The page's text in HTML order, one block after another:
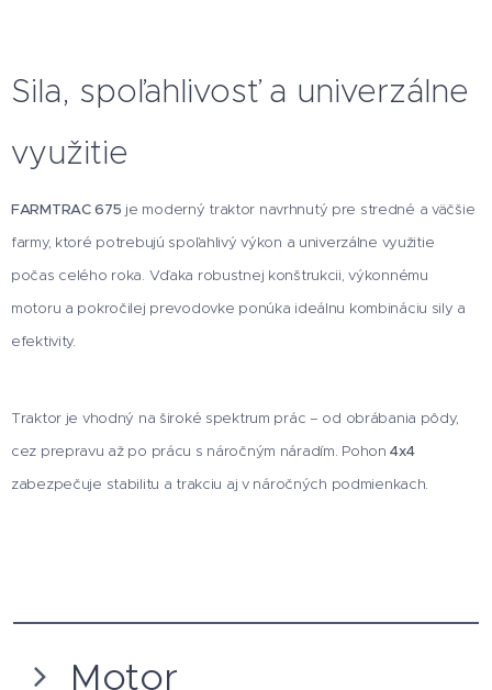
Sila, spoľahlivosť a univerzálne
využitie
FARMTRAC 675 je moderný traktor navrhnutý pre stredné a väčšie
farmy, ktoré potrebujú spoľahlivý výkon a univerzálne využitie
počas celého roka. Vďaka robustnej konštrukcii, výkonnému
motoru a pokročilej prevodovke ponúka ideálnu kombináciu sily a
efektivity.
Traktor je vhodný na široké spektrum prác – od obrábania pôdy,
cez prepravu až po prácu s náročným náradím. Pohon4x4
zabezpečuje stabilitu a trakciu aj v náročných podmienkach.
Motor